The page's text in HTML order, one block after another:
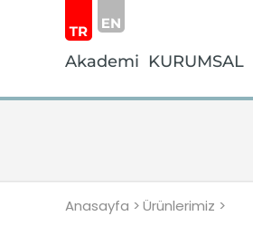
Akademi KURUMSAL
Anasayfa >Ürünlerimiz >